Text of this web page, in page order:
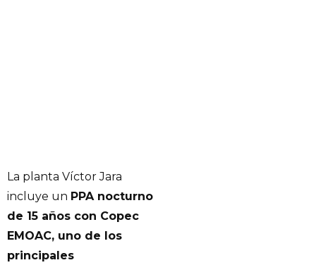
La planta Víctor Jara
incluye un PPA nocturno
de 15 años con Copec
EMOAC, uno de los
principales